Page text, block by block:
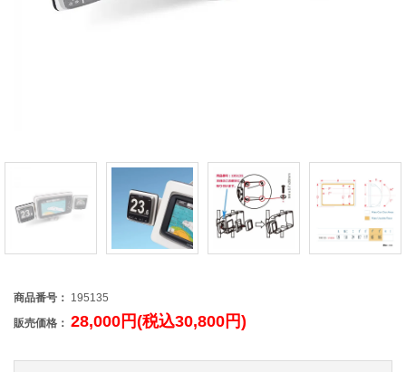
商品番号： 195135
販売価格： 28,000円(税込30,800円)